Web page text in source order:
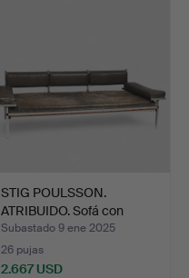
STIG POULSSON.
ATRIBUIDO. Sofá con
cojines…
Subastado 9 ene 2025
26 pujas
2.667 USD